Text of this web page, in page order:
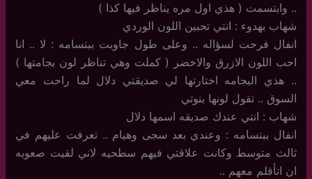
.. وابتسمت ( هذي اول مره يناظر فيها كذا )
شهاب بهدوء : انتي تحبين اللون الوردي
انفال فرحت لسؤاله .. وعلى طول جاوبت ببتسامه : لا .. انا
احب اللون الازرق والاخضر ( كملت وهي تناظر لون بجامتها )
.. هذي البجامه اختارتها لي صديقتي دلال لما راحت معي
السوق .. تقول لونها بنوتي
شهاب : انتي عندك صديقه اسمها دلال
انفال ببتسامه : وعندي بعد سجى وهيام .. تعرفت عليهم في
ثالث متوسط وكانت علاقتي فيهم سطحيه لاني لقيت صعوبه
ان اتأقلم معهم ..